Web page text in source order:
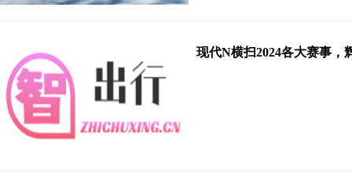
现代N横扫2024各大赛事，